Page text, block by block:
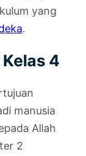
yang
.
4
manusia
Allah
2